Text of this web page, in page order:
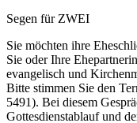
Segen für ZWEI
Sie möchten ihre
Sie oder Ihre
evangelisch und
Bitte stimmen Sie den
5491). Bei diesem
Gottesdienstablauf und